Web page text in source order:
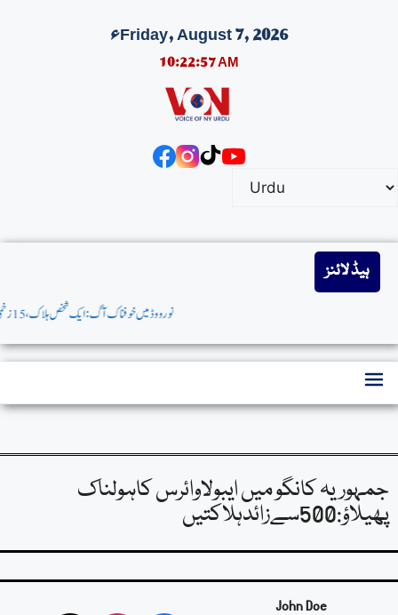
Friday, August 7, 2026ء
10:22:58 AM
ہیڈ لائنز
جمہوریہ کانگو میں ایبولاوائرس کاہولناک
پھیلاؤ:500سےزائدہلاکتیں
John Doe